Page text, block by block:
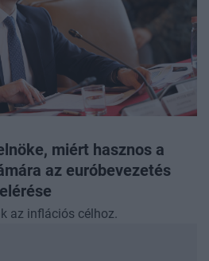
miért hasznos a
az euróbevezetés
az inflációs célhoz.